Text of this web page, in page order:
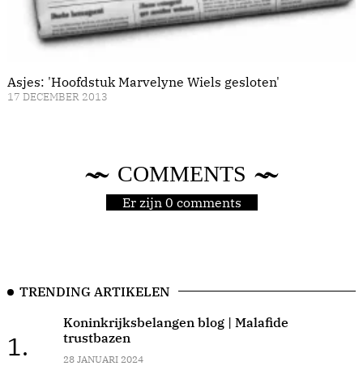
Asjes: 'Hoofdstuk Marvelyne Wiels gesloten'
17 DECEMBER 2013
COMMENTS
Er zijn 0 comments
TRENDING ARTIKELEN
1.
Koninkrijksbelangen blog | Malafide
trustbazen
28 JANUARI 2024